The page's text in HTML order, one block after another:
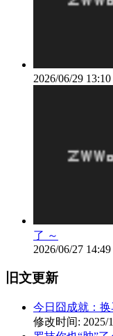
2026/06/29 13:10
了 ～
2026/06/27 14:49
旧文更新
今日囧成就：
修改时间: 2025/